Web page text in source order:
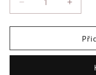
množství
produktu
potah
Zvýšit
potah